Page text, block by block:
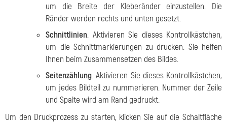
um die Breite der Kleberänder einzustellen. Die
Ränder werden rechts und unten gesetzt.
Schnittlinien. Aktivieren Sie dieses Kontrollkästchen,
um die Schnittmarkierungen zu drucken. Sie helfen
Ihnen beim Zusammensetzen des Bildes.
Seitenzählung. Aktivieren Sie dieses Kontrollkästchen,
um jedes Bildteil zu nummerieren. Nummer der Zeile
und Spalte wird am Rand gedruckt.
Um den Druckprozess zu starten, klicken Sie auf die Schaltfläche